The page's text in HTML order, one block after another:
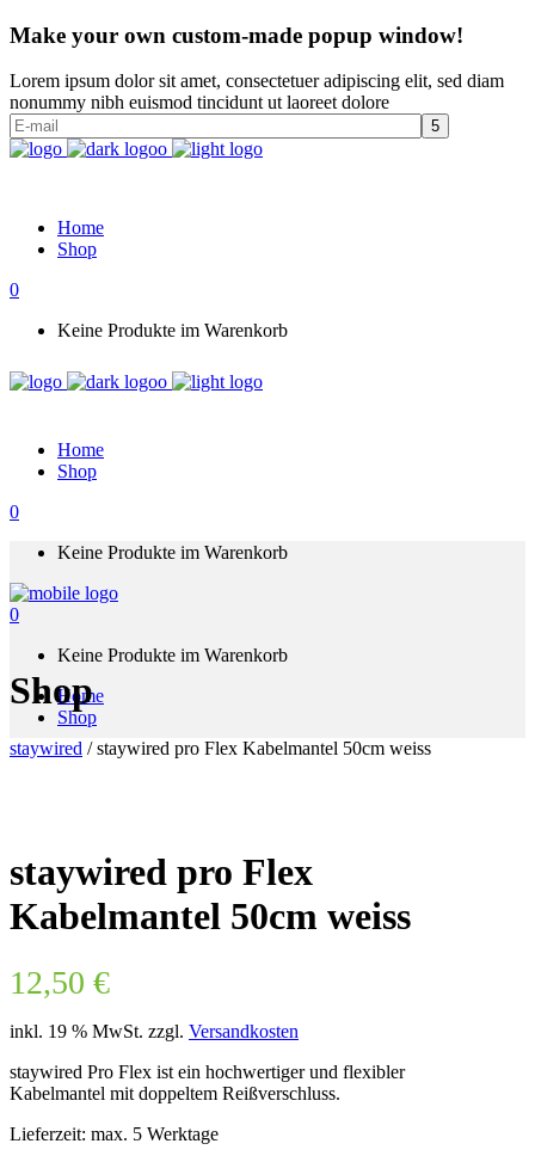
Make your own custom-made popup window!
Lorem ipsum dolor sit amet, consectetuer adipiscing elit, sed diam
nonummy nibh euismod tincidunt ut laoreet dolore
Home
Shop
0
Keine Produkte im Warenkorb
Home
Shop
0
Keine Produkte im Warenkorb
0
Keine Produkte im Warenkorb
Home
Shop
Shop
staywired /staywired pro Flex Kabelmantel 50cm weiss
staywired pro Flex
Kabelmantel 50cm weiss
12,50 €
inkl. 19 % MwSt. zzgl. Versandkosten
staywired Pro Flex ist ein hochwertiger und flexibler
Kabelmantel mit doppeltem Reißverschluss.
Lieferzeit: max. 5 Werktage